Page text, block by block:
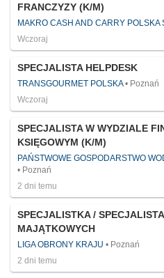
FRANCZYZY (K/M)
MAKRO CASH AND CARRY POLSKA
Wczoraj
SPECJALISTA HELPDESK
TRANSGOURMET POLSKA
Poznań
Wczoraj
SPECJALISTA W WYDZIALE
KSIĘGOWYM (K/M)
PAŃSTWOWE GOSPODARSTWO
Poznań
2 dni temu
SPECJALISTKA /
MAJĄTKOWYCH
LIGA OBRONY KRAJU
Poznań
2 dni temu